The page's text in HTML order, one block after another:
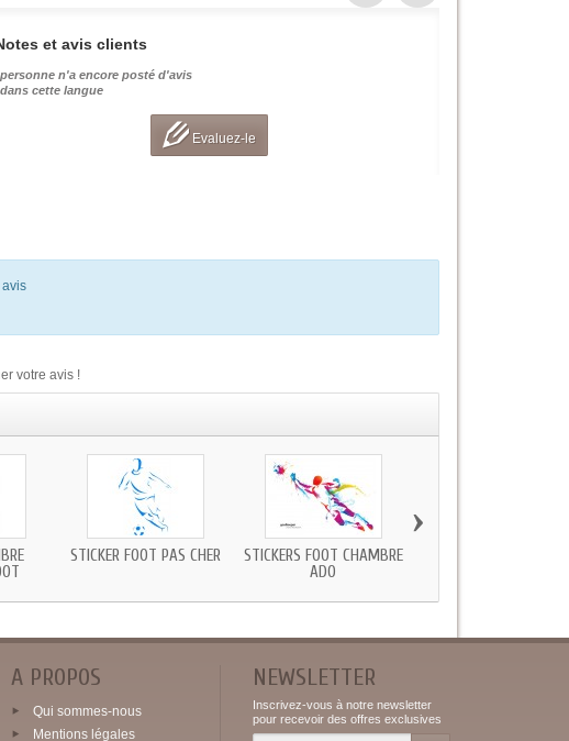
et avis clients
personne n'a encore posté d'avis
dans cette langue
Evaluez-le
votre avis !
STICKER FOOT PAS CHER
STICKERS FOOT CHAMBRE
ADO
›
A PROPOS
Qui sommes-nous
Mentions légales
NEWSLETTER
Inscrivez-vous à notre newsletter
pour recevoir des offres exclusives